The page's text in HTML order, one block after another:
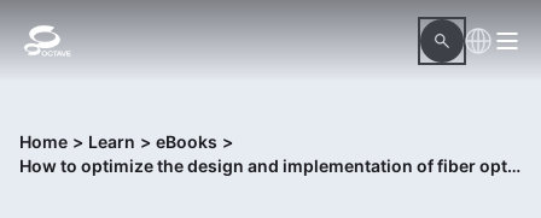
Home > Learn > eBooks >
How to optimize the design and implementation of fiber optic networks